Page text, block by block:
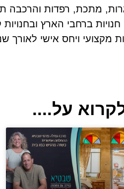
מתכת, רפדות והרכבה
החברה משווקים בלמעלה מ-100 חנויות
מקצועי ויחס אישי לאורך
על....